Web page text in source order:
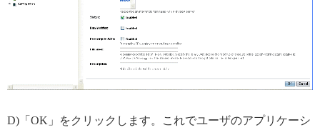
D)「OK」をクリックします。これでユーザのアプリケーシ